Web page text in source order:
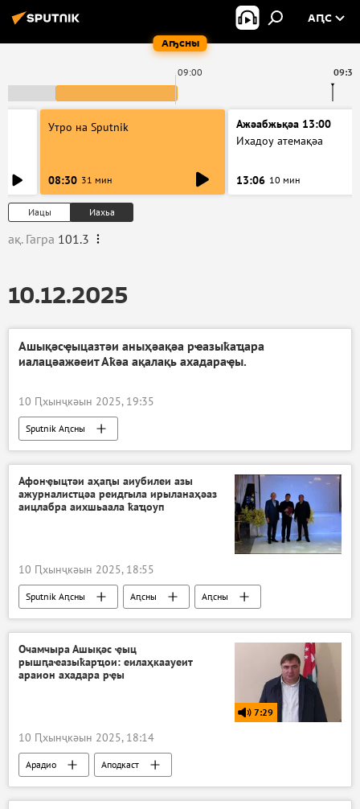
Аҧсны
АԤС
09:00 09:38
Утро на Sputnik
08:30 31 мин
Ажәабжьқәа 13:00
Ихадоу атемақәа
13:06 10 мин
Иацы Иахьа
ақ. Гагра 101.3
10.12.2025
Ашықәсҿыцазтәи аныҳәақәа рҽазыҟаҵара
иалацәажәеит Аҟәа ақалақь ахадараҿы.
10 Ԥхынҷкәын 2025, 19:35
Sputnik Аԥсны
Афонҿыцтәи аҳаԥы аиубилеи азы
ажурналистцәа реидгыла ирыланаҳәаз
аицлабра аихшьаала ҟаҵоуп
10 Ԥхынҷкәын 2025, 18:55
Sputnik Аԥсны Аԥсны
Аԥсны
Ажәабжьқәа
Очамчыра Ашықәс ҿыц
рышԥаҽазыҟарҵои: еилаҳкаауеит
араион ахадара рҿы
7:29
10 Ԥхынҷкәын 2025, 18:14
Арадио Аподкаст